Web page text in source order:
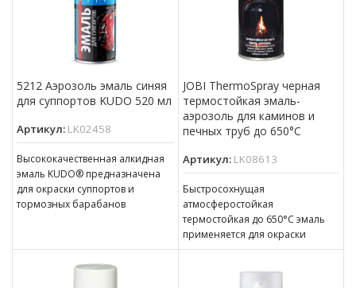
5212 Аэрозоль эмаль синяя
для суппортов KUDO 520 мл
Артикул: LK02458
Высококачественная алкидная
эмаль KUDO® предназначена
для окраски суппортов и
тормозных барабанов
автомобилей и мотоциклов.
повышающие устойчивость
лакокрасочного покрытия
JOBI ThermoSpray черная
термостойкая эмаль-
аэрозоль для каминов и
печных труб до 650°C
Артикул: LK08613
Быстросохнущая
атмосферостойкая
термостойкая до 650°С эмаль
применяется для окраски
внешних металлических частей
печных труб, каминных